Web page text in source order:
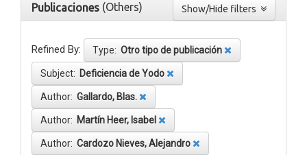
Publicaciones (Others)
Refined By: Type: Otro tipo de publicación
Subject: Deficiencia de Yodo
Author: Gallardo, Blas.
Author: Martín Heer, Isabel
Author: Cardozo Nieves, Alejandro